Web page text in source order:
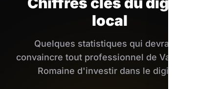
local
Quelques statistiques qui devraient
convaincre tout professionnel de Vaison-la-
Romaine d'investir dans le digital.